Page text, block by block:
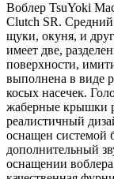
Воблер TsuYoki
Clutch SR. Средний
щуки, окуня, и
имеет две,
поверхности,
выполнена в виде
косых насечек.
жаберные крышки
реалистичный
оснащен системой
дополнительный
оснащении